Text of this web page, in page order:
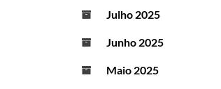
Julho 2025
Junho 2025
Maio 2025